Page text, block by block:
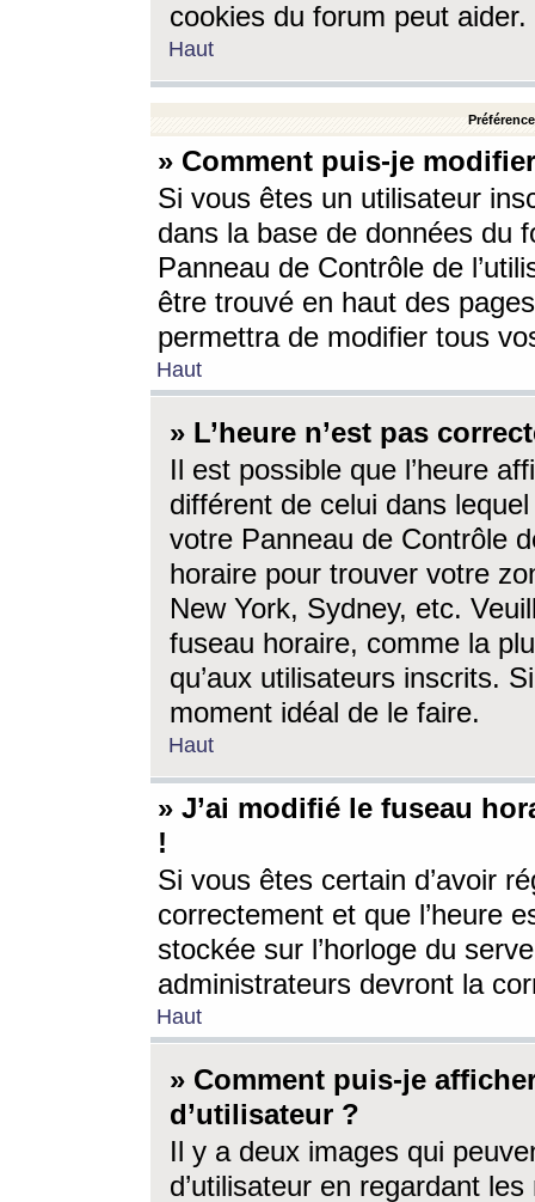
cookies du forum peut aider.
Haut
» Comment puis-je
Si vous êtes un utilisateur
dans la base de données du
Panneau de Contrôle de
être trouvé en haut des
permettra de modifier tous
Haut
» L’heure n’est pas
Il est possible que l’heure
différent de celui dans
votre Panneau de Contrôle
horaire pour trouver votre
New York, Sydney, etc.
fuseau horaire, comme la
qu’aux utilisateurs inscrits.
moment idéal de le faire.
Haut
» J’ai modifié le fuseau
!
Si vous êtes certain d’avoir
correctement et que l’heure
stockée sur l’horloge du
administrateurs devront la
Haut
» Comment puis-je
d’utilisateur ?
Il y a deux images qui
d’utilisateur en regardant